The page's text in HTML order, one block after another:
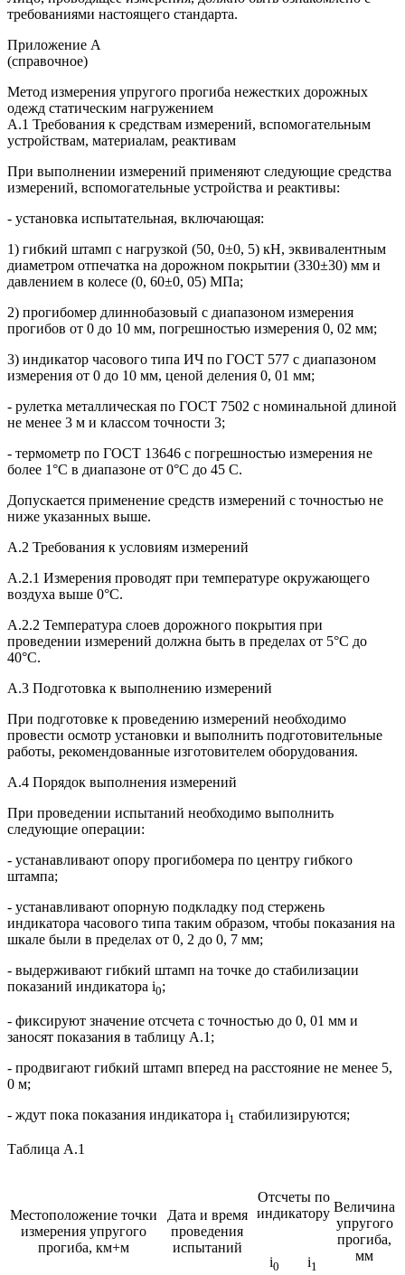
требованиями настоящего стандарта.
Приложение А
(справочное)
Метод измерения упругого прогиба нежестких дорожных
одежд статическим нагружением
А.1 Требования к средствам измерений, вспомогательным
устройствам, материалам, реактивам
При выполнении измерений применяют следующие средства
измерений, вспомогательные устройства и реактивы:
- установка испытательная, включающая:
1) гибкий штамп с нагрузкой (50, 0±0, 5) кН, эквивалентным
диаметром отпечатка на дорожном покрытии (330±30) мм и
давлением в колесе (0, 60±0, 05) МПа;
2) прогибомер длиннобазовый с диапазоном измерения
прогибов от 0 до 10 мм, погрешностью измерения 0, 02 мм;
3) индикатор часового типа ИЧ по ГОСТ 577 с диапазоном
измерения от 0 до 10 мм, ценой деления 0, 01 мм;
- рулетка металлическая по ГОСТ 7502 с номинальной длиной
не менее 3 м и классом точности 3;
- термометр по ГОСТ 13646 с погрешностью измерения не
более 1°С в диапазоне от 0°С до 45 С.
Допускается применение средств измерений с точностью не
ниже указанных выше.
А.2 Требования к условиям измерений
А.2.1 Измерения проводят при температуре окружающего
воздуха выше 0°С.
А.2.2 Температура слоев дорожного покрытия при
проведении измерений должна быть в пределах от 5°С до
40°С.
А.3 Подготовка к выполнению измерений
При подготовке к проведению измерений необходимо
провести осмотр установки и выполнить подготовительные
работы, рекомендованные изготовителем оборудования.
А.4 Порядок выполнения измерений
При проведении испытаний необходимо выполнить
следующие операции:
- устанавливают опору прогибомера по центру гибкого
штампа;
- устанавливают опорную подкладку под стержень
индикатора часового типа таким образом, чтобы показания на
шкале были в пределах от 0, 2 до 0, 7 мм;
- выдерживают гибкий штамп на точке до стабилизации
показаний индикатора i0;
- фиксируют значение отсчета с точностью до 0, 01 мм и
заносят показания в таблицу А.1;
- продвигают гибкий штамп вперед на расстояние не менее 5,
0 м;
- ждут пока показания индикатора i1 стабилизируются;
Таблица А.1
Местоположение точки
измерения упругого
прогиба, км+м
Дата и время
проведения
испытаний
Отсчеты по
индикатору Величина
упругого
прогиба,
мм
i0 i1